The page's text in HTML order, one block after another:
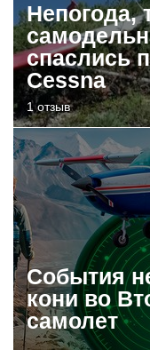
Непогода,
спаслись
Cessna
1 отзыв
События
кони во
самолет